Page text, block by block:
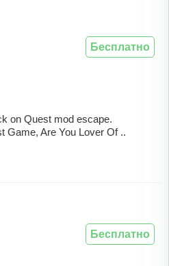
on Quest mod escape.
Game, Are You Lover Of ..
Бесплатно
Бесплатно